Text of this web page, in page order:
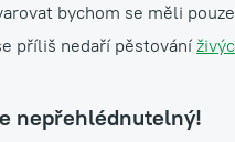
bychom se měli
příliš nedaří pěstování
nepřehlédnutelný!